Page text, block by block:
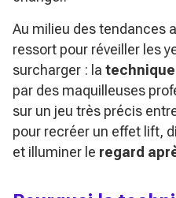
Au milieu des tendances
ressort pour réveiller les
surcharger : la
par des maquilleuses
sur un jeu très précis
pour recréer un effet lift,
et illuminer le regard